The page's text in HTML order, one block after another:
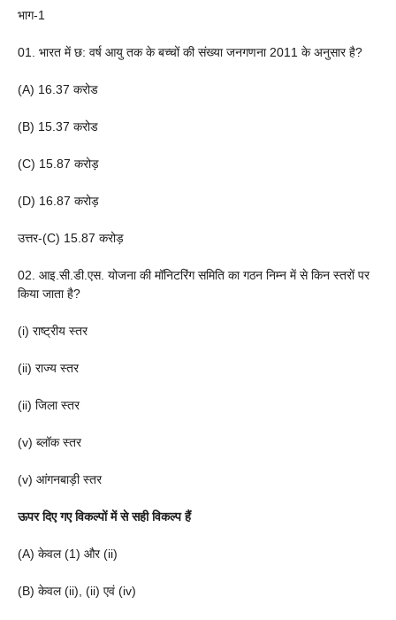
भाग-1
01. भारत में छ: वर्ष आयु तक के बच्चों की संख्या जनगणना 2011 के अनुसार है?
(A) 16.37 करोड
(B) 15.37 करोड
(C) 15.87 करोड़
(D) 16.87 करोड़
उत्तर-(C) 15.87 करोड़
02. आइ.सी.डी.एस. योजना की मॉनिटरिंग समिति का गठन निम्न में से किन स्तरों पर
किया जाता है?
(i) राष्ट्रीय स्तर
(ii) राज्य स्तर
(ii) जिला स्तर
(v) ब्लॉक स्तर
(v) आंगनबाड़ी स्तर
ऊपर दिए गए विकल्पों में से सही विकल्प हैं
(A) केवल (1) और (ii)
(B) केवल (ii), (ii) एवं (iv)